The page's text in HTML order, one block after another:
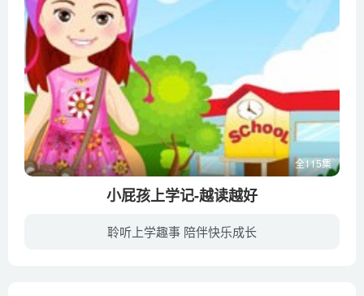
全115集
小屁孩上学记-越读越好
聆听上学趣事 陪伴快乐成长